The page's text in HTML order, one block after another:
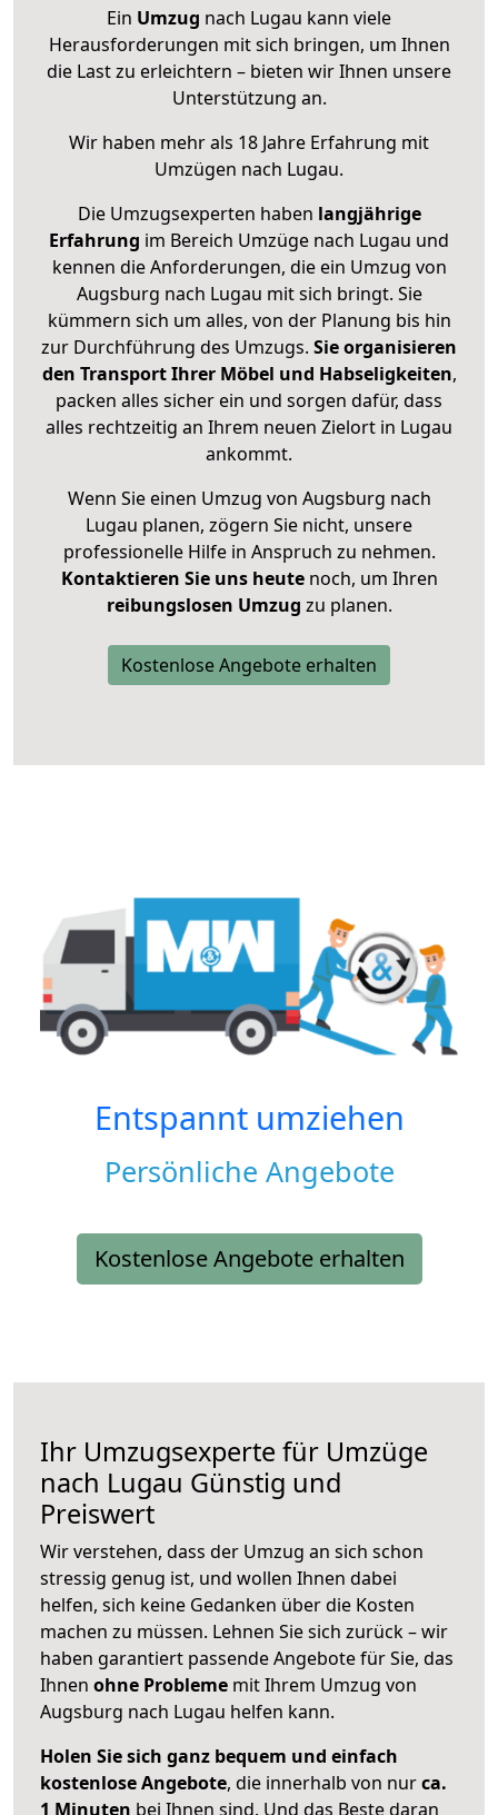
Ein Umzug nach Lugau kann viele
Herausforderungen mit sich bringen, um Ihnen
die Last zu erleichtern – bieten wir Ihnen unsere
Unterstützung an.
Wir haben mehr als 18 Jahre Erfahrung mit
Umzügen nach Lugau.
Die Umzugsexperten haben langjährige
Erfahrung im Bereich Umzüge nach Lugau und
kennen die Anforderungen, die ein Umzug von
Augsburg nach Lugau mit sich bringt. Sie
kümmern sich um alles, von der Planung bis hin
zur Durchführung des Umzugs. Sie organisieren
den Transport Ihrer Möbel und Habseligkeiten,
packen alles sicher ein und sorgen dafür, dass
alles rechtzeitig an Ihrem neuen Zielort in Lugau
ankommt.
Wenn Sie einen Umzug von Augsburg nach
Lugau planen, zögern Sie nicht, unsere
professionelle Hilfe in Anspruch zu nehmen.
Kontaktieren Sie uns heutenoch, um Ihren
reibungslosen Umzug zu planen.
Kostenlose Angebote erhalten
Entspannt umziehen
Persönliche Angebote
Kostenlose Angebote erhalten
Ihr Umzugsexperte für Umzüge
nach Lugau Günstig und
Preiswert
Wir verstehen, dass der Umzug an sich schon
stressig genug ist, und wollen Ihnen dabei
helfen, sich keine Gedanken über die Kosten
machen zu müssen. Lehnen Sie sich zurück – wir
haben garantiert passende Angebote für Sie, das
Ihnen ohne Probleme mit Ihrem Umzug von
Augsburg nach Lugau helfen kann.
Holen Sie sich ganz bequem und einfach
kostenlose Angebote, die innerhalb von nurca.
1 Minuten bei Ihnen sind. Und das Beste daran